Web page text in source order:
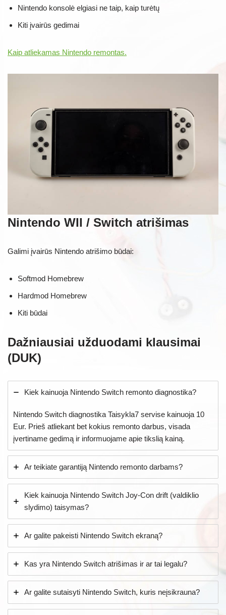
Nintendo konsolė elgiasi ne taip, kaip turėtų
Kiti įvairūs gedimai
Kaip atliekamas Nintendo remontas.
Nintendo WII / Switch atrišimas
Galimi įvairūs Nintendo atrišimo būdai:
Softmod Homebrew
Hardmod Homebrew
Kiti būdai
Dažniausiai užduodami klausimai
(DUK)
Kiek kainuoja Nintendo Switch remonto diagnostika?
Nintendo Switch diagnostika Taisykla7 servise kainuoja 10
Eur. Prieš atliekant bet kokius remonto darbus, visada
įvertiname gedimą ir informuojame apie tikslią kainą.
Ar teikiate garantiją Nintendo remonto darbams?
Kiek kainuoja Nintendo Switch Joy-Con drift (valdiklio
slydimo) taisymas?
Ar galite pakeisti Nintendo Switch ekraną?
Kas yra Nintendo Switch atrišimas ir ar tai legalu?
Ar galite sutaisyti Nintendo Switch, kuris neįsikrauna?